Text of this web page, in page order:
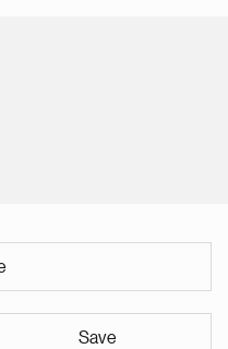
Save